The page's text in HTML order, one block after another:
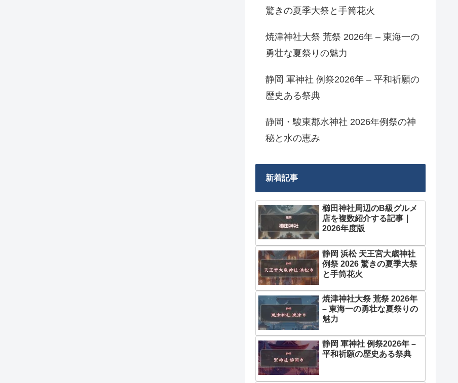
驚きの夏季大祭と手筒花火
焼津神社大祭 荒祭 2026年 – 東海一の
勇壮な夏祭りの魅力
静岡 軍神社 例祭2026年 – 平和祈願の
歴史ある祭典
静岡・駿東郡水神社 2026年例祭の神
秘と水の恵み
新着記事
櫛田神社周辺のB級グルメ
店を複数紹介する記事｜
2026年度版
静岡 浜松 天王宮大歳神社
例祭 2026 驚きの夏季大祭
と手筒花火
焼津神社大祭 荒祭 2026年
– 東海一の勇壮な夏祭りの
魅力
静岡 軍神社 例祭2026年 –
平和祈願の歴史ある祭典